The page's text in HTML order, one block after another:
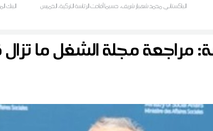
البنك
الباكستاني محمد شهباز شريف، حسبما أفادت الرئاسة التركية، الخميس
مراجعة مجلة الشغل ما